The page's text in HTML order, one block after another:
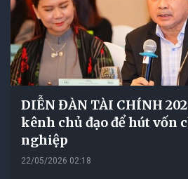
DIỄN ĐÀN TÀI CHÍNH
kênh chủ đạo để hút vốn
nghiệp
22/05/2026 02:18